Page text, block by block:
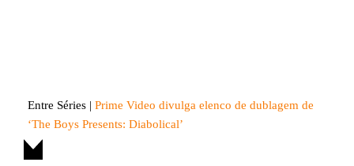
Entre Séries | Prime Video divulga elenco de dublagem de
‘The Boys Presents: Diabolical’